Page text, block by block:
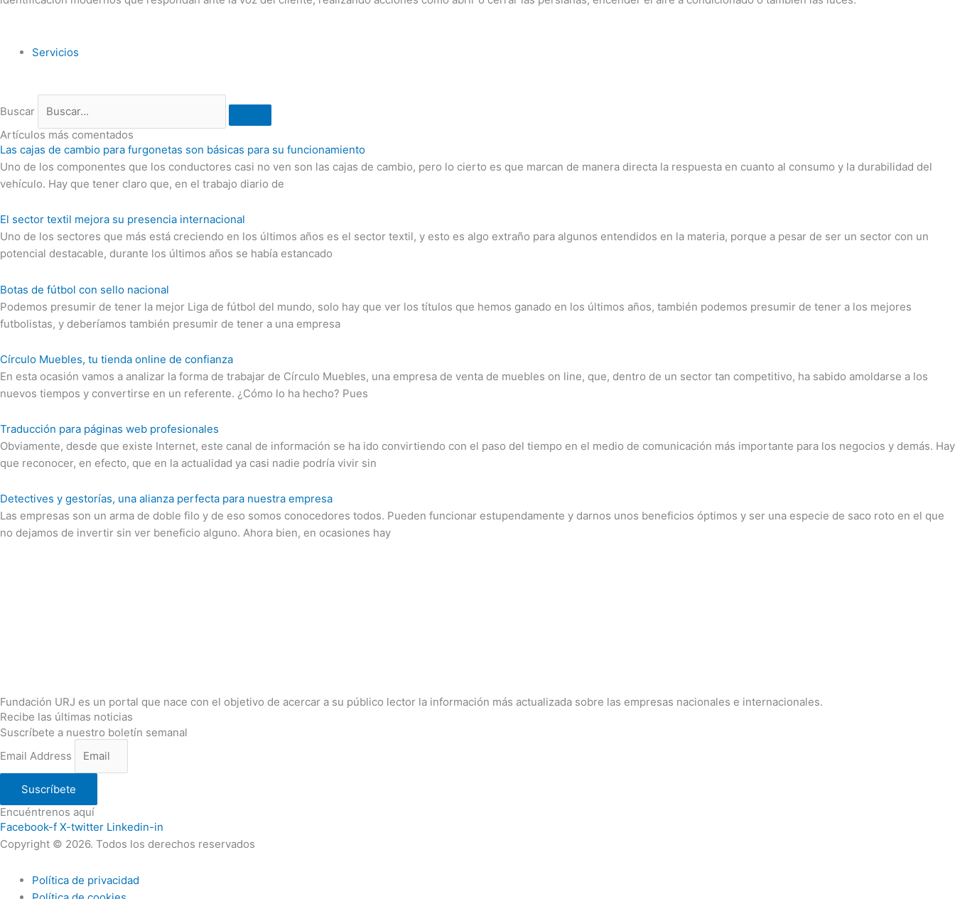
Servicios
Buscar
Artículos más comentados
Las cajas de cambio para furgonetas son básicas para su funcionamiento
Uno de los componentes que los conductores casi no ven son las cajas de cambio, pero lo cierto es que marcan de manera directa la respuesta en cuanto al consumo y la durabilidad del
vehículo. Hay que tener claro que, en el trabajo diario de
El sector textil mejora su presencia internacional
Uno de los sectores que más está creciendo en los últimos años es el sector textil, y esto es algo extraño para algunos entendidos en la materia, porque a pesar de ser un sector con un
potencial destacable, durante los últimos años se había estancado
Botas de fútbol con sello nacional
Podemos presumir de tener la mejor Liga de fútbol del mundo, solo hay que ver los títulos que hemos ganado en los últimos años, también podemos presumir de tener a los mejores
futbolistas, y deberíamos también presumir de tener a una empresa
Círculo Muebles, tu tienda online de confianza
En esta ocasión vamos a analizar la forma de trabajar de Círculo Muebles, una empresa de venta de muebles on line, que, dentro de un sector tan competitivo, ha sabido amoldarse a los
nuevos tiempos y convertirse en un referente. ¿Cómo lo ha hecho? Pues
Traducción para páginas web profesionales
Obviamente, desde que existe Internet, este canal de información se ha ido convirtiendo con el paso del tiempo en el medio de comunicación más importante para los negocios y demás. Hay
que reconocer, en efecto, que en la actualidad ya casi nadie podría vivir sin
Detectives y gestorías, una alianza perfecta para nuestra empresa
Las empresas son un arma de doble filo y de eso somos conocedores todos. Pueden funcionar estupendamente y darnos unos beneficios óptimos y ser una especie de saco roto en el que
no dejamos de invertir sin ver beneficio alguno. Ahora bien, en ocasiones hay
Fundación URJ es un portal que nace con el objetivo de acercar a su público lector la información más actualizada sobre las empresas nacionales e internacionales.
Recibe las últimas noticias
Suscríbete a nuestro boletín semanal
Email Address
Suscríbete
Encuéntrenos aquí
Facebook-f X-twitter Linkedin-in
Copyright © 2026. Todos los derechos reservados
Política de privacidad